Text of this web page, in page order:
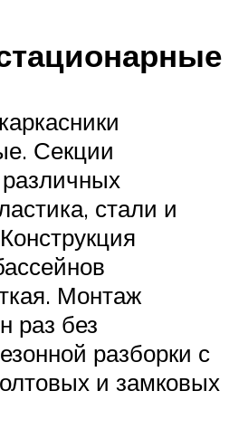
Секции
стали и
Монтаж
раз без
разборки с
и замковых